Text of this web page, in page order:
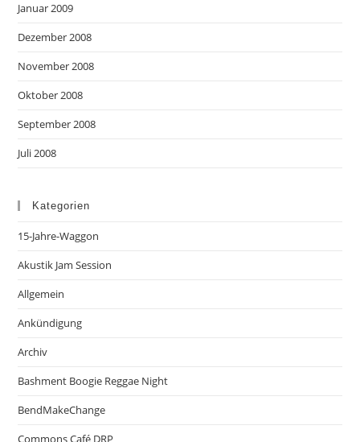
Januar 2009
Dezember 2008
November 2008
Oktober 2008
September 2008
Juli 2008
Kategorien
15-Jahre-Waggon
Akustik Jam Session
Allgemein
Ankündigung
Archiv
Bashment Boogie Reggae Night
BendMakeChange
Commons Café DRP